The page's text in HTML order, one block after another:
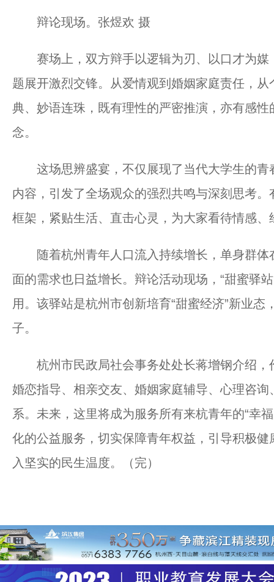
辩论现场。张煜欢 摄
赛场上，双方辩手以逻辑为刃、以口才为媒
题展开激烈交锋。从爱情观到婚姻家庭责任，
典、妙语连珠，既有理性的严密推演，亦有感
念。
这场思辨盛宴，不仅展现了当代大学生的青
内容，引发了全场观众的强烈共鸣与深刻思考
框架，紧贴生活、直击心灵，为大家看待情感
随着杭州青年人口流入持续增长，单身群体
面的需求也日益增长。辩论活动现场，“甜蜜驿
用。该驿站是杭州市创新培育“甜蜜经济”新业
子。
杭州市民政局社会事务处处长蒋增钢介绍，
婚恋指导、相亲交友、婚姻家庭辅导、心理咨
系。未来，这里将成为服务所有来杭青年的“幸
化的公益服务，切实保障青年权益，引导积极健
入坚实的民生温度。（完）